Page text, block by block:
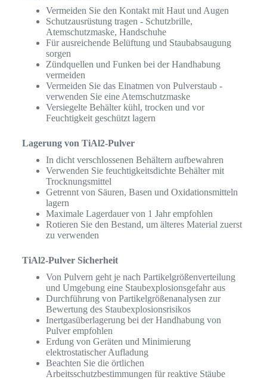
Vermeiden Sie den Kontakt mit Haut und Augen
Schutzausrüstung tragen - Schutzbrille,
Atemschutzmaske, Handschuhe
Für ausreichende Belüftung und Staubabsaugung
sorgen
Zündquellen und Funken bei der Handhabung
vermeiden
Vermeiden Sie das Einatmen von Pulverstaub -
verwenden Sie eine Atemschutzmaske
Versiegelte Behälter kühl, trocken und vor
Feuchtigkeit geschützt lagern
Lagerung von TiAl2-Pulver
In dicht verschlossenen Behältern aufbewahren
Verwenden Sie feuchtigkeitsdichte Behälter mit
Trocknungsmittel
Getrennt von Säuren, Basen und Oxidationsmitteln
lagern
Maximale Lagerdauer von 1 Jahr empfohlen
Rotieren Sie den Bestand, um älteres Material zuerst
zu verwenden
TiAl2-Pulver Sicherheit
Von Pulvern geht je nach Partikelgrößenverteilung
und Umgebung eine Staubexplosionsgefahr aus
Durchführung von Partikelgrößenanalysen zur
Bewertung des Staubexplosionsrisikos
Inertgasüberlagerung bei der Handhabung von
Pulver empfohlen
Erdung von Geräten und Minimierung
elektrostatischer Aufladung
Beachten Sie die örtlichen
Arbeitsschutzbestimmungen für reaktive Stäube